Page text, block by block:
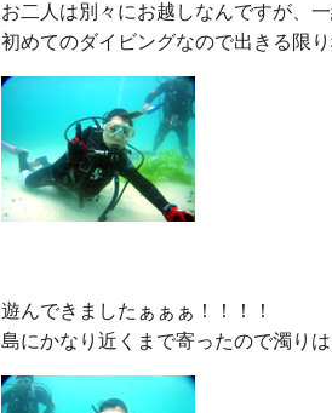
お二人は別々にお越しなんですが、
遊んできましたぁぁぁ！！！！